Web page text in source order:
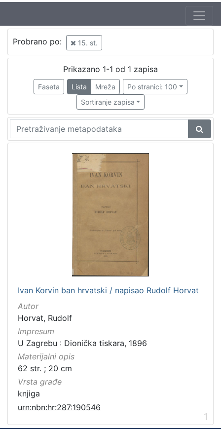
Probrano po: 15. st.
Prikazano 1-1 od 1 zapisa
Faseta Lista Mreža
Po stranici: 100
Sortiranje zapisa
Ivan Korvin ban hrvatski / napisao Rudolf Horvat
Autor
Horvat, Rudolf
Impresum
U Zagrebu : Dionička tiskara, 1896
Materijalni opis
62 str. ; 20 cm
Vrsta građe
knjiga
urn:nbn:hr:287:190546
1